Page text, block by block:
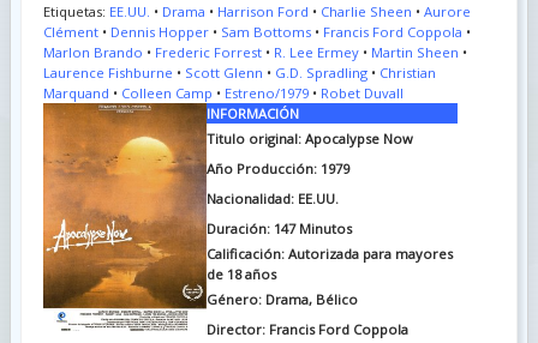
Etiquetas: EE.UU. • Drama • Harrison Ford • Charlie Sheen • Aurore
Clément• Dennis Hopper• Sam Bottoms• Francis Ford Coppola •
Marlon Brando • Frederic Forrest• R. Lee Ermey• Martin Sheen •
Laurence Fishburne • Scott Glenn • G.D. Spradling• Christian
Marquand • Colleen Camp • Estreno/1979• Robet Duvall
INFORMACIÓN
Titulo original: Apocalypse Now
Año Producción: 1979
Nacionalidad: EE.UU.
Duración: 147 Minutos
Calificación: Autorizada para mayores
de 18 años
Género: Drama, Bélico
Director: Francis Ford Coppola